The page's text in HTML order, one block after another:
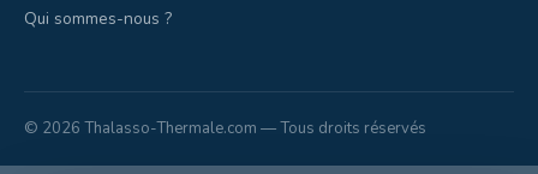
Qui sommes-nous ?
© 2026 Thalasso-Thermale.com — Tous droits réservés